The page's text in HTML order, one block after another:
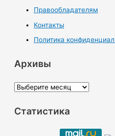
Правообладателям
Контакты
Политика
Архивы
А
х
Статистика